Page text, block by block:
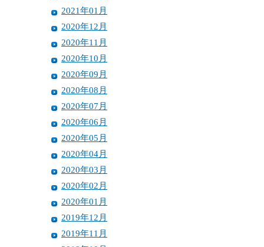
2021年01月
2020年12月
2020年11月
2020年10月
2020年09月
2020年08月
2020年07月
2020年06月
2020年05月
2020年04月
2020年03月
2020年02月
2020年01月
2019年12月
2019年11月